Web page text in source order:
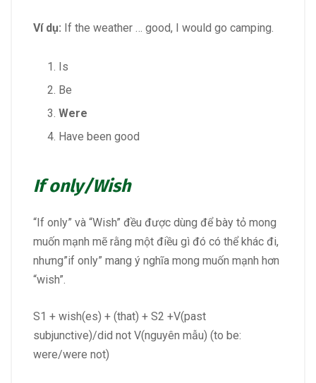
Ví dụ: If the weather … good, I would go camping.
Is
Be
Were
Have been good
If only/Wish
“If only” và “Wish” đều được dùng để bày tỏ mong
muốn mạnh mẽ rằng một điều gì đó có thể khác đi,
nhưng”if only” mang ý nghĩa mong muốn mạnh hơn
“wish”.
S1 + wish(es) + (that) + S2 +V(past
subjunctive)/did not V(nguyên mẫu) (to be:
were/were not)